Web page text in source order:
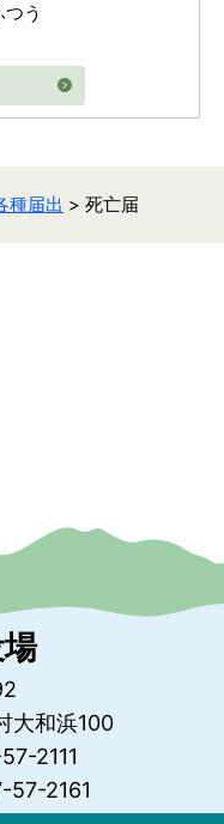
う
種届出 > 死亡届
大和浜100
2111
57-2161